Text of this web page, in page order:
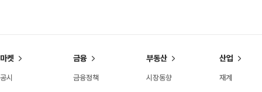
마켓
공시
금융
금융정책
부동산
시장동향
산업
재계